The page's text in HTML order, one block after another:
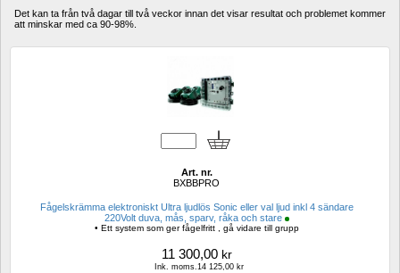
Det kan ta från två dagar till två veckor innan det visar resultat och problemet kommer
att minskar med ca 90-98%.
Art. nr.
BXBBPRO
Fågelskrämma elektroniskt Ultra ljudlös Sonic eller val ljud inkl 4 sändare
220Volt duva, mås, sparv, råka och stare
• Ett system som ger fågelfritt , gå vidare till grupp
11 300,00kr
Ink. moms.14 125,00 kr